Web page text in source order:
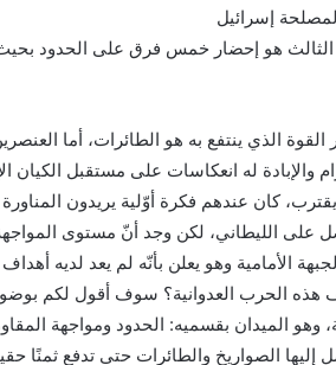
إسرائيل
الثالث هو إحضار خمس فرق على الحدود
القوة الذي ينتفع به هو الطائرات، أما
والإبادة له انعكاسات على مستقبل
على الليطاني، لكن وجد أنّ مستوى
الأمامية وهو يعلن بأنّه لم يعد لديه
هذه الحرب العدوانية؟ سوف أقول لكم
وهو الميدان بقسميه: الحدود ومواجهة
إليها الصواريخ والطائرات حتى تدفع ثمنًا